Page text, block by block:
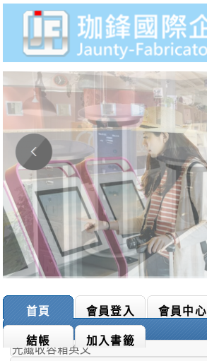
首頁 會員登入 會員中心
結帳 加入書籤
商品搜尋：